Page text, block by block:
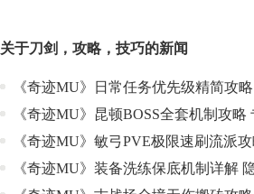
关于刀剑 ， 攻略， 技巧的新闻
《奇迹MU》日常任务优先级精简攻
《奇迹MU》昆顿BOSS全套机制攻
《奇迹MU》敏弓PVE极限速刷流派
《奇迹MU》装备洗练保底机制详解